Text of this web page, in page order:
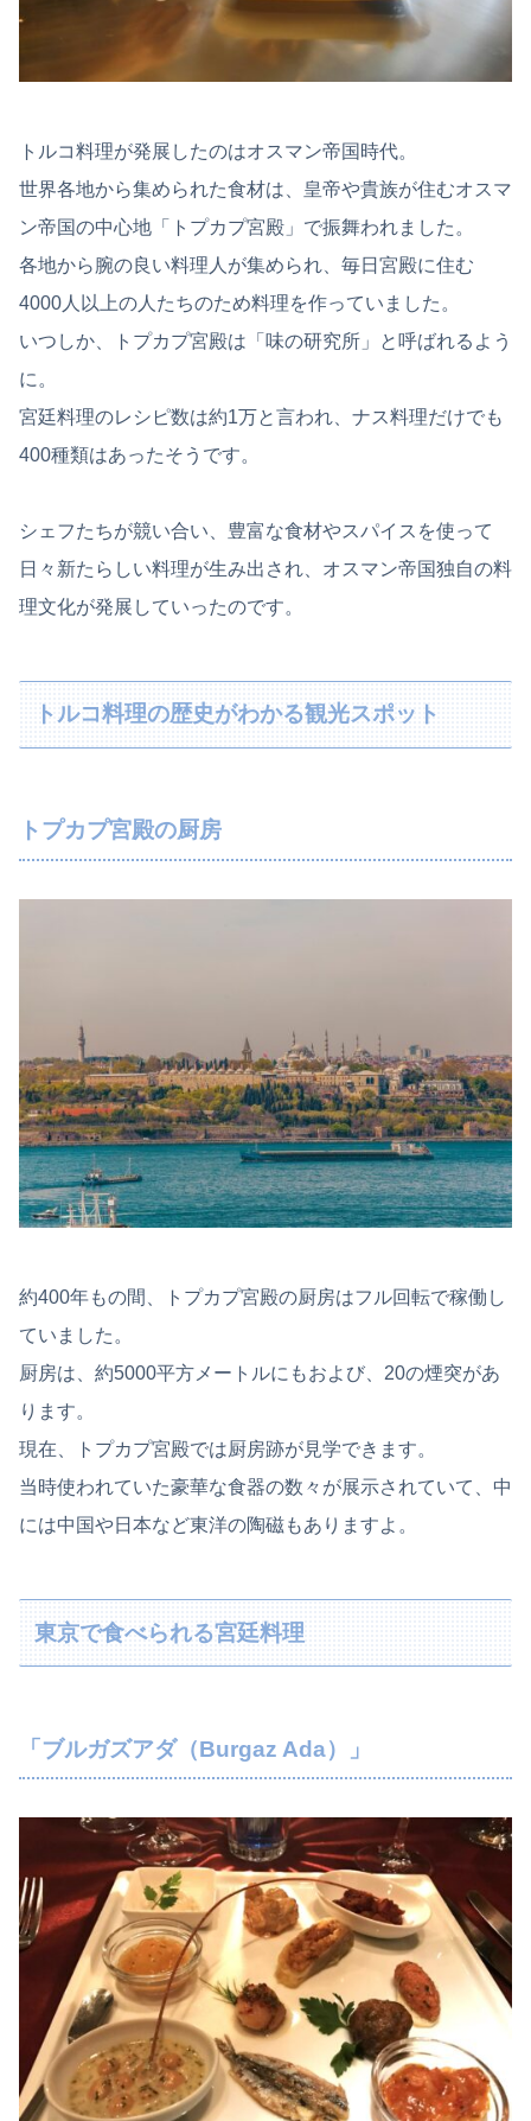
トルコ料理が発展したのはオスマン帝国時代。
世界各地から集められた食材は、皇帝や貴族が住むオスマ
ン帝国の中心地「トプカプ宮殿」で振舞われました。
各地から腕の良い料理人が集められ、毎日宮殿に住む
4000人以上の人たちのため料理を作っていました。
いつしか、トプカプ宮殿は「味の研究所」と呼ばれるよう
に。
宮廷料理のレシピ数は約1万と言われ、ナス料理だけでも
400種類はあったそうです。
シェフたちが競い合い、豊富な食材やスパイスを使って
日々新たらしい料理が生み出され、オスマン帝国独自の料
理文化が発展していったのです。
トルコ料理の歴史がわかる観光スポット
トプカプ宮殿の厨房
約400年もの間、トプカプ宮殿の厨房はフル回転で稼働し
ていました。
厨房は、約5000平方メートルにもおよび、20の煙突があ
ります。
現在、トプカプ宮殿では厨房跡が見学できます。
当時使われていた豪華な食器の数々が展示されていて、中
には中国や日本など東洋の陶磁もありますよ。
東京で食べられる宮廷料理
「ブルガズアダ（Burgaz Ada）」